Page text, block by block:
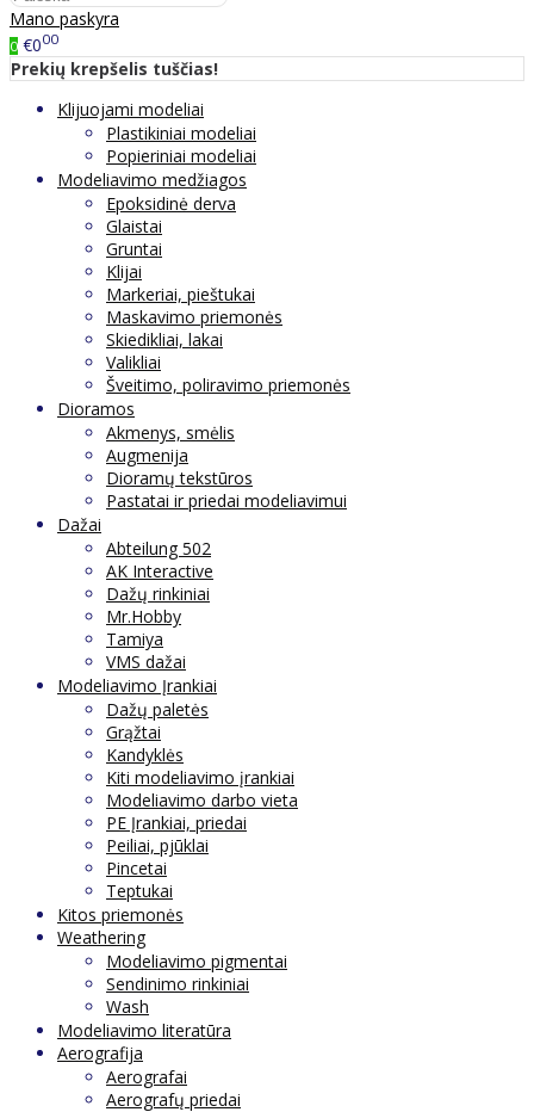
Mano paskyra
0 €000
Prekių krepšelis tuščias!
Klijuojami modeliai
Plastikiniai modeliai
Popieriniai modeliai
Modeliavimo medžiagos
Epoksidinė derva
Glaistai
Gruntai
Klijai
Markeriai, pieštukai
Maskavimo priemonės
Skiedikliai, lakai
Valikliai
Šveitimo, poliravimo priemonės
Dioramos
Akmenys, smėlis
Augmenija
Dioramų tekstūros
Pastatai ir priedai modeliavimui
Dažai
Abteilung 502
AK Interactive
Dažų rinkiniai
Mr.Hobby
Tamiya
VMS dažai
Modeliavimo Įrankiai
Dažų paletės
Grąžtai
Kandyklės
Kiti modeliavimo įrankiai
Modeliavimo darbo vieta
PE Įrankiai, priedai
Peiliai, pjūklai
Pincetai
Teptukai
Kitos priemonės
Weathering
Modeliavimo pigmentai
Sendinimo rinkiniai
Wash
Modeliavimo literatūra
Aerografija
Aerografai
Aerografų priedai